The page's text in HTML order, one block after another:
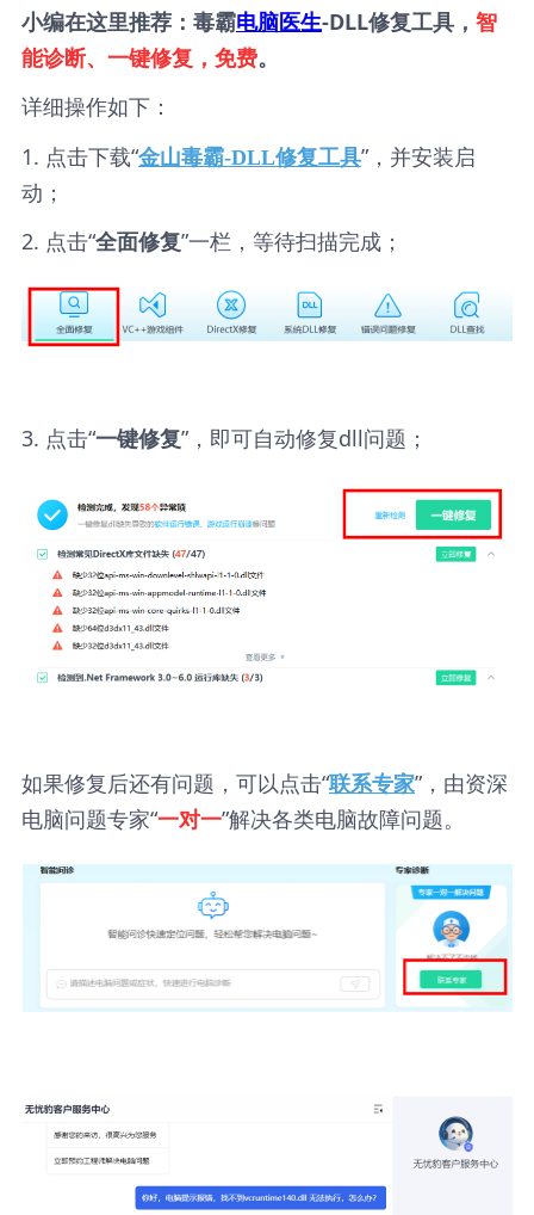
小编在这里推荐：毒霸电脑医生-DLL修复工具， 智
能诊断、一键修复，免费。
详细操作如下：
1. 点击下载“金山毒霸-DLL修复工具”，并安装启
动；
2. 点击“全面修复”一栏，等待扫描完成；
3. 点击“一键修复”，即可自动修复dll问题；
如果修复后还有问题，可以点击“联系专家”，由资深
电脑问题专家“一对一”解决各类电脑故障问题。